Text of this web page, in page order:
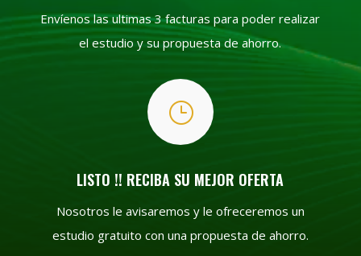
Envíenos las ultimas 3 facturas para poder realizar
el estudio y su propuesta de ahorro.
}
LISTO !! RECIBA SU MEJOR OFERTA
Nosotros le avisaremos y le ofreceremos un
estudio gratuito con una propuesta de ahorro.